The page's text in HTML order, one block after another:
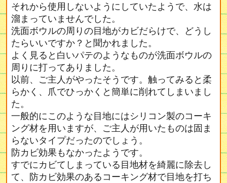
それから使用しないようにしていたようで、水は
溜まっていませんでした。
洗面ボウルの周りの目地がカビだらけで、どうし
たらいいですか？と聞かれました。
よく見ると白いパテのようなものが洗面ボウルの
周りに打ってありました。
以前、ご主人がやったそうです。触ってみると柔
らかく、爪でひっかくと簡単に削れてしまいまし
た。
一般的にこのような目地にはシリコン製のコーキ
ング材を用いますが、ご主人が用いたものは固ま
らないタイプだったのでしょう。
防カビ効果もなかったようです。
すでにカビてしまっている目地材を綺麗に除去し
て、防カビ効果のあるコーキング材で目地を打ち